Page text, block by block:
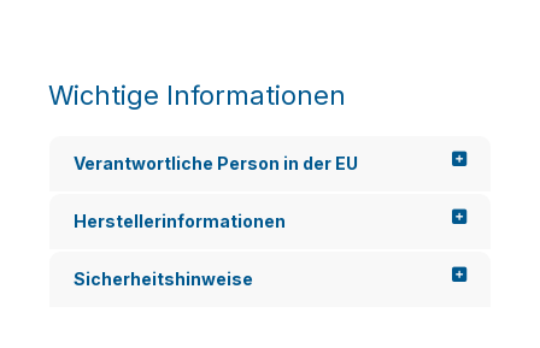
Wichtige Informationen
Verantwortliche Person in der EU
Herstellerinformationen
Sicherheitshinweise